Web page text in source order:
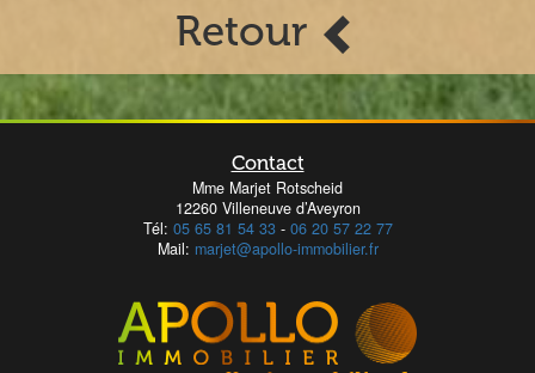
Retour
Contact
Mme Marjet Rotscheid
12260 Villeneuve d’Aveyron
Tél: 05 65 81 54 33- 06 20 57 22 77
Mail: marjet@apollo-immobilier.fr